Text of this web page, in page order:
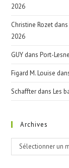
2026
Christine Rozet
2026
GUY dansPort-
Figard M. Louise
Schaffter dansLes
Archives
Sélectionner un